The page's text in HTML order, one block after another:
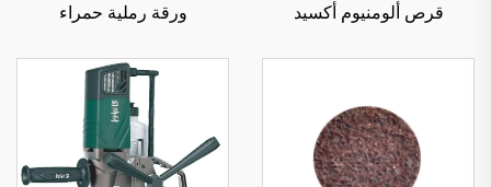
قرص ألومنيوم أكسيد ورقة رملية حمراء